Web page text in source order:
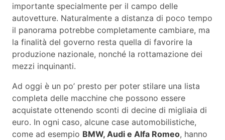
importante specialmente per il campo delle
autovetture. Naturalmente a distanza di poco tempo
il panorama potrebbe completamente cambiare, ma
la finalità del governo resta quella di favorire la
produzione nazionale, nonché la rottamazione dei
mezzi inquinanti.
Ad oggi è un po’ presto per poter stilare una lista
completa delle macchine che possono essere
acquistate ottenendo sconti di decine di migliaia di
euro. In ogni caso, alcune case automobilistiche,
come ad esempio BMW, Audi e Alfa Romeo, hanno